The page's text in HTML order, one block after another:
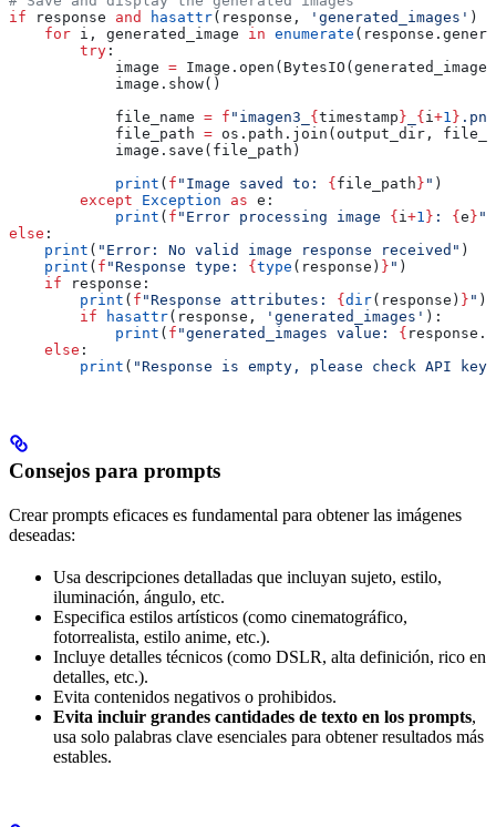
if response and hasattr(response, 'generated_images' )
    for
i, generated_image in enumerate
        try
:
            image
=
            image.show()
            file_name
= f "imagen3_ {timestamp} {i +1 }
            file_path
= os.path.join(output_dir,
            image.save(file_path)
            print
( f "Image saved to: {file_path} " )
        except
Exception as e:
            print
( f "Error processing image {i +1 } : {e} "
else :
    print
( "Error: No valid image response received" )
    print
( f "Response type: {type (response) } " )
    if
response:
        print
( f "Response attributes: {dir(response) } " )
        if
hasattr(response, 'generated_images' ):
            print
( f "generated_images value: {
    else
:
        print
( "Response is empty, please check API
Consejos para prompts
Crear prompts eficaces es fundamental para obtener las imágenes
deseadas:
Usa descripciones detalladas que incluyan sujeto, estilo,
iluminación, ángulo, etc.
Especifica estilos artísticos (como cinematográfico,
fotorrealista, estilo anime, etc.).
Incluye detalles técnicos (como DSLR, alta definición, rico en
detalles, etc.).
Evita contenidos negativos o prohibidos.
Evita incluir grandes cantidades de texto en los prompts,
usa solo palabras clave esenciales para obtener resultados más
estables.